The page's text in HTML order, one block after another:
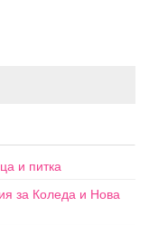
и питка
за Коледа и Нова